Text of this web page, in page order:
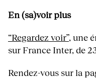
En (sa)voir plus
“Regardez voir”, une
sur France Inter, de
Rendez-vous sur la